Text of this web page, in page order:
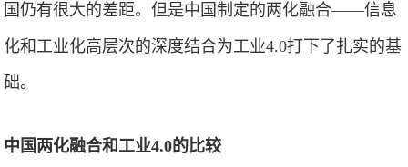
国仍有很大的差距。但是中国制定的两化融合——信息
化和工业化高层次的深度结合为工业4.0打下了扎实的基
础。
中国两化融合和工业4.0的比较